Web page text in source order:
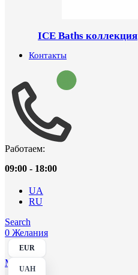
ICE Baths коллекция
Контакты
Работаем:
09:00 - 18:00
UA
RU
Search
0 Желания
EUR
UAH
Menu